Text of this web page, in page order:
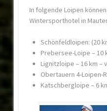
In folgende Loipen
Wintersporthotel in
Schönfeldloipen: (20
Prebersee-Loipe – 10
Lignitzloipe – 16 km –
Obertauern 4-Loipen-
Katschbergloipe – 6